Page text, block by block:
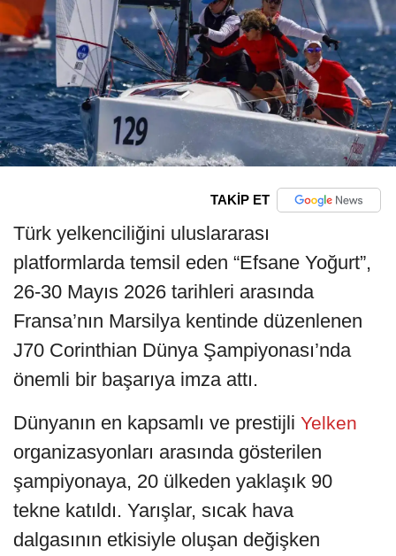
TAKİP ET
Türk yelkenciliğini uluslararası
platformlarda temsil eden “Efsane Yoğurt”,
26-30 Mayıs 2026 tarihleri arasında
Fransa’nın Marsilya kentinde düzenlenen
J70 Corinthian Dünya Şampiyonası’nda
önemli bir başarıya imza attı.
Dünyanın en kapsamlı ve prestijli Yelken
organizasyonları arasında gösterilen
şampiyonaya, 20 ülkeden yaklaşık 90
tekne katıldı. Yarışlar, sıcak hava
dalgasının etkisiyle oluşan değişken